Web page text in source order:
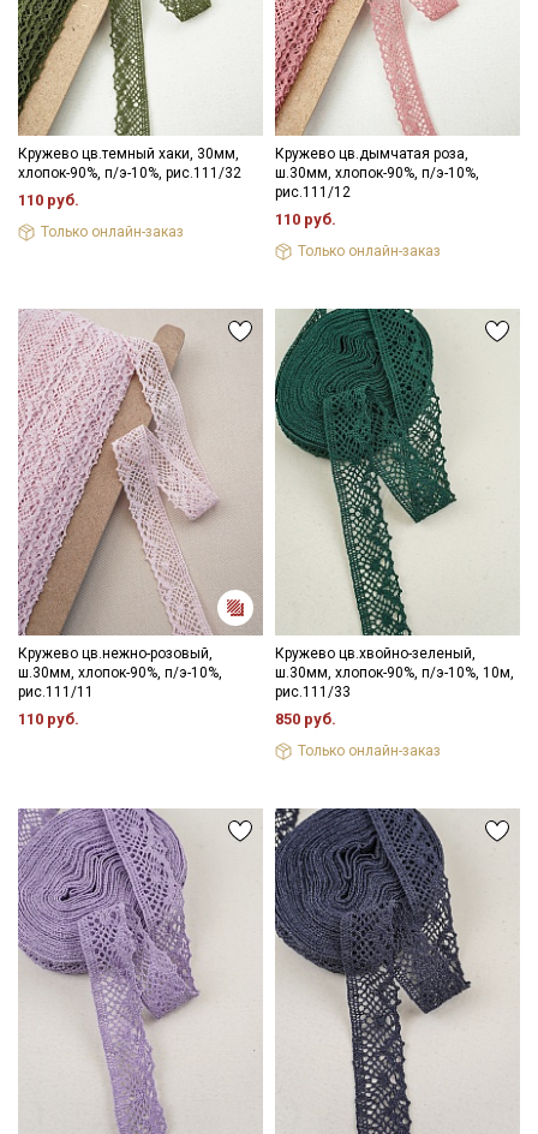
Кружево цв.темный хаки, 30мм,
хлопок-90%, п/э-10%, рис.111/32
110 руб.
Только онлайн-заказ
Кружево цв.дымчатая роза,
ш.30мм, хлопок-90%, п/э-10%,
рис.111/12
110 руб.
Только онлайн-заказ
Кружево цв.нежно-розовый,
ш.30мм, хлопок-90%, п/э-10%,
рис.111/11
110 руб.
Кружево цв.хвойно-зеленый,
ш.30мм, хлопок-90%, п/э-10%, 10м,
рис.111/33
850 руб.
Только онлайн-заказ
Секретная рассылка от Купава
Мы публикуем здесь дополнительные
промокоды и скидки до 30% на узкие
категории тканей
Подписаться
Ознакомлен(а) сПолитикой обработки персональных
данныхи даюСогласие на обработку персональных
данных
ДаюСогласие на получение рекламных и
информационных рассылок